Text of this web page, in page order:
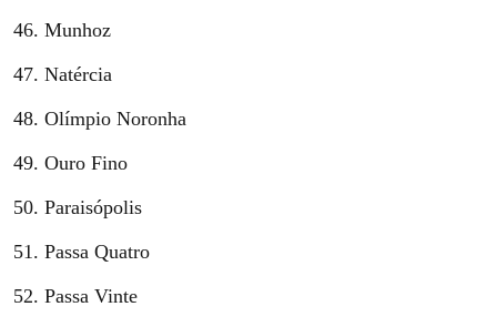
Munhoz
Natércia
Olímpio Noronha
Ouro Fino
Paraisópolis
Passa Quatro
Passa Vinte